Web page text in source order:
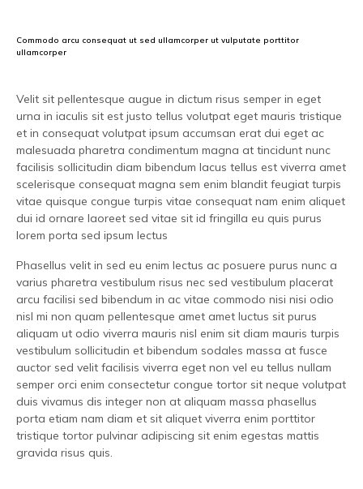
Commodo arcu consequat ut sed ullamcorper ut vulputate porttitor
ullamcorper
Velit sit pellentesque augue in dictum risus semper in eget
urna in iaculis sit est justo tellus volutpat eget mauris tristique
et in consequat volutpat ipsum accumsan erat dui eget ac
malesuada pharetra condimentum magna at tincidunt nunc
facilisis sollicitudin diam bibendum lacus tellus est viverra amet
scelerisque consequat magna sem enim blandit feugiat turpis
vitae quisque congue turpis vitae consequat nam enim aliquet
dui id ornare laoreet sed vitae sit id fringilla eu quis purus
lorem porta sed ipsum lectus
Phasellus velit in sed eu enim lectus ac posuere purus nunc a
varius pharetra vestibulum risus nec sed vestibulum placerat
arcu facilisi sed bibendum in ac vitae commodo nisi nisi odio
nisl mi non quam pellentesque amet amet luctus sit purus
aliquam ut odio viverra mauris nisl enim sit diam mauris turpis
vestibulum sollicitudin et bibendum sodales massa at fusce
auctor sed velit facilisis viverra eget non vel eu tellus nullam
semper orci enim consectetur congue tortor sit neque volutpat
duis vivamus dis integer non at aliquam massa phasellus
porta etiam nam diam et sit aliquet viverra enim porttitor
tristique tortor pulvinar adipiscing sit enim egestas mattis
gravida risus quis.